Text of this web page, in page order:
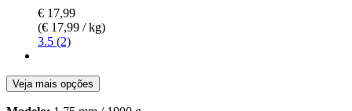
€ 17,99
(€ 17,99 / kg)
3.5 (2)
Veja mais opções